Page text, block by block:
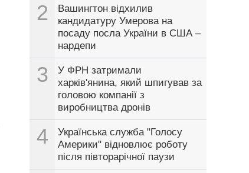
2
Вашингтон відхилив
кандидатуру Умерова на
посаду посла України в США –
нардепи
3
У ФРН затримали
харків'янина, який шпигував за
головою компанії з
виробництва дронів
4
Українська служба "Голосу
Америки" відновлює роботу
після півторарічної паузи